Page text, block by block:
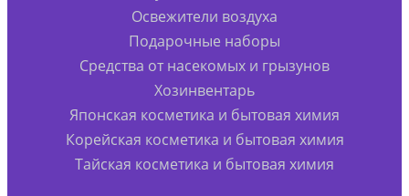
Освежители воздуха
Подарочные наборы
Средства от насекомых и грызунов
Хозинвентарь
Японская косметика и бытовая химия
Корейская косметика и бытовая химия
Тайская косметика и бытовая химия